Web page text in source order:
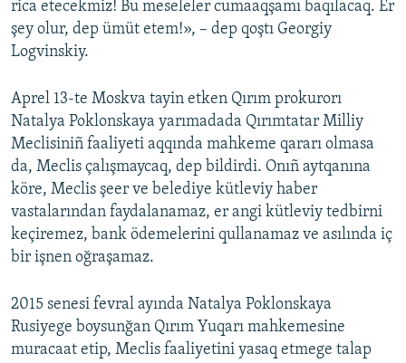
rica etecekmiz! Bu meseleler cumaaqşamı baqılacaq. Er
şey olur, dep ümüt etem!», – dep qoştı Georgiy
Logvinskiy.
Aprel 13-te Moskva tayin etken Qırım prokurorı
Natalya Poklonskaya yarımadada Qırımtatar Milliy
Meclisiniñ faaliyeti aqqında mahkeme qararı olmasa
da, Meclis çalışmaycaq, dep bildirdi. Onıñ aytqanına
köre, Meclis şeer ve belediye kütleviy haber
vastalarından faydalanamaz, er angi kütleviy tedbirni
keçiremez, bank ödemelerini qullanamaz ve asılında iç
bir işnen oğraşamaz.
2015 senesi fevral ayında Natalya Poklonskaya
Rusiyege boysunğan Qırım Yuqarı mahkemesine
muracaat etip, Meclis faaliyetini yasaq etmege talap